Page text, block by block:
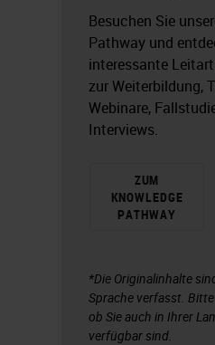
Besuchen Sie
Pathway und
interessante
zur Weiterbildung,
Webinare,
Interviews.
ZUM
KNOWLEDGE
PATHWAY
*Die Originalinhalte
Sprache verfasst. Bitte
ob Sie auch in Ihrer
verfügbar sind.